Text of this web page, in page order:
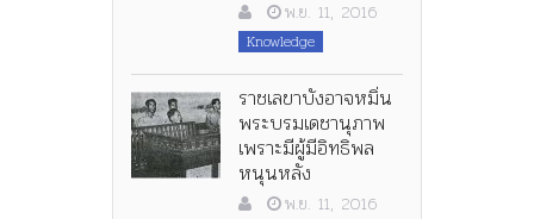
พ.ย. 11, 2016
Knowledge
ราชเลขาบังอาจหมิ่น
พระบรมเดชานุภาพ
เพราะมีผู้มีอิทธิพล
หนุนหลัง
พ.ย. 11, 2016